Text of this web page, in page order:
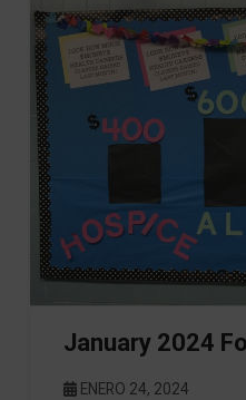
January 2024
ENERO 24, 2024